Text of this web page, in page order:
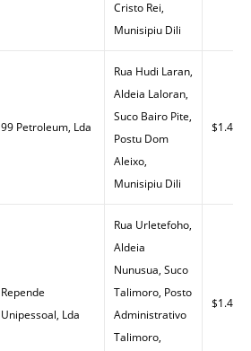
Cristo Rei,
Munisipiu Dili
99 Petroleum, Lda
Rua Hudi Laran,
Aldeia Laloran,
Suco Bairo Pite,
Postu Dom
Aleixo,
Munisipiu Dili
$1.42
Repende
Unipessoal, Lda
Rua Urletefoho,
Aldeia
Nunusua, Suco
Talimoro, Posto
Administrativo
Talimoro,
$1.45